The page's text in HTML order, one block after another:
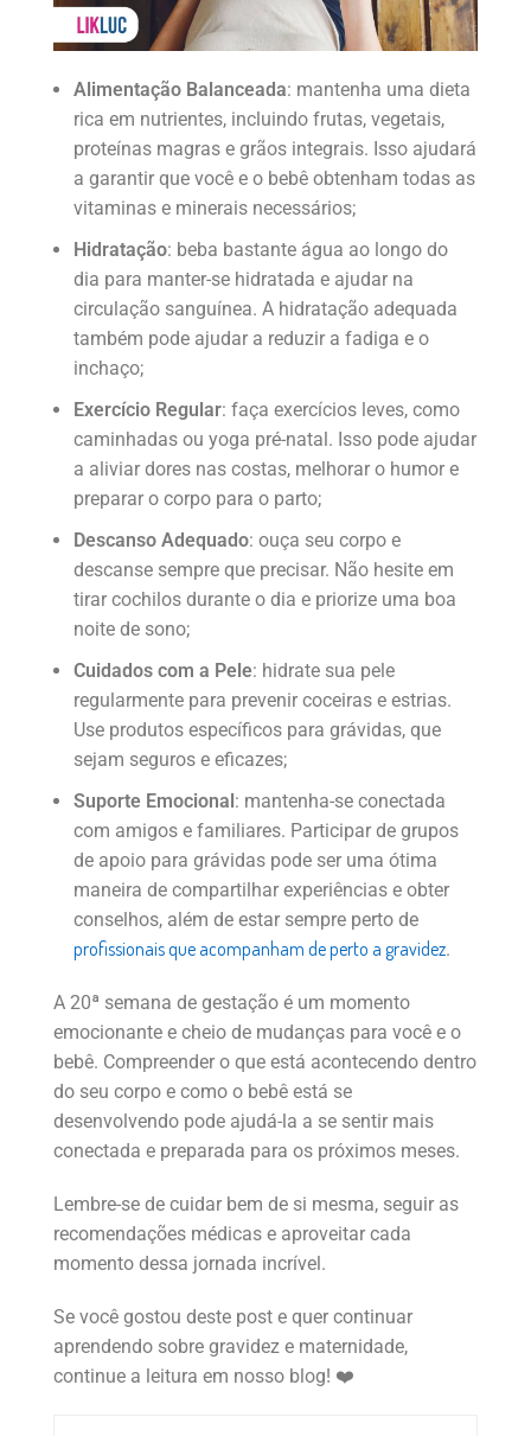
Alimentação Balanceada: mantenha uma dieta
rica em nutrientes, incluindo frutas, vegetais,
proteínas magras e grãos integrais. Isso ajudará
a garantir que você e o bebê obtenham todas as
vitaminas e minerais necessários;
Hidratação: beba bastante água ao longo do
dia para manter-se hidratada e ajudar na
circulação sanguínea. A hidratação adequada
também pode ajudar a reduzir a fadiga e o
inchaço;
Exercício Regular: faça exercícios leves, como
caminhadas ou yoga pré-natal. Isso pode ajudar
a aliviar dores nas costas, melhorar o humor e
preparar o corpo para o parto;
Descanso Adequado: ouça seu corpo e
descanse sempre que precisar. Não hesite em
tirar cochilos durante o dia e priorize uma boa
noite de sono;
Cuidados com a Pele: hidrate sua pele
regularmente para prevenir coceiras e estrias.
Use produtos específicos para grávidas, que
sejam seguros e eficazes;
Suporte Emocional: mantenha-se conectada
com amigos e familiares. Participar de grupos
de apoio para grávidas pode ser uma ótima
maneira de compartilhar experiências e obter
conselhos, além de estar sempre perto de
profissionais que acompanham de perto a gravidez.
A 20ª semana de gestação é um momento
emocionante e cheio de mudanças para você e o
bebê. Compreender o que está acontecendo dentro
do seu corpo e como o bebê está se
desenvolvendo pode ajudá-la a se sentir mais
conectada e preparada para os próximos meses.
Lembre-se de cuidar bem de si mesma, seguir as
recomendações médicas e aproveitar cada
momento dessa jornada incrível.
Se você gostou deste post e quer continuar
aprendendo sobre gravidez e maternidade,
continue a leitura em nosso blog! ❤️